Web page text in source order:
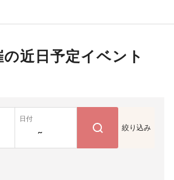
近日予定イベント
日付
~ 絞り込み